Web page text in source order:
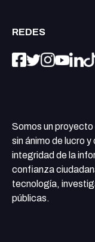
REDES
Somos un proyecto
sin ánimo de lucro
integridad de la
confianza
tecnología,
públicas.